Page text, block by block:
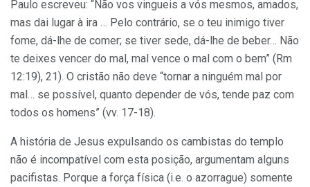
Paulo escreveu: “Não vos vingueis a vós mesmos, amados,
mas dai lugar à ira … Pelo contrário, se o teu inimigo tiver
fome, dá-lhe de comer; se tiver sede, dá-lhe de beber… Não
te deixes vencer do mal, mal vence o mal com o bem” (Rm
12:19), 21). O cristão não deve “tornar a ninguém mal por
mal… se possível, quanto depender de vós, tende paz com
todos os homens” (vv. 17-18).
A história de Jesus expulsando os cambistas do templo
não é incompatível com esta posição, argumentam alguns
pacifistas. Porque a força física (i.e. o azorrague) somente